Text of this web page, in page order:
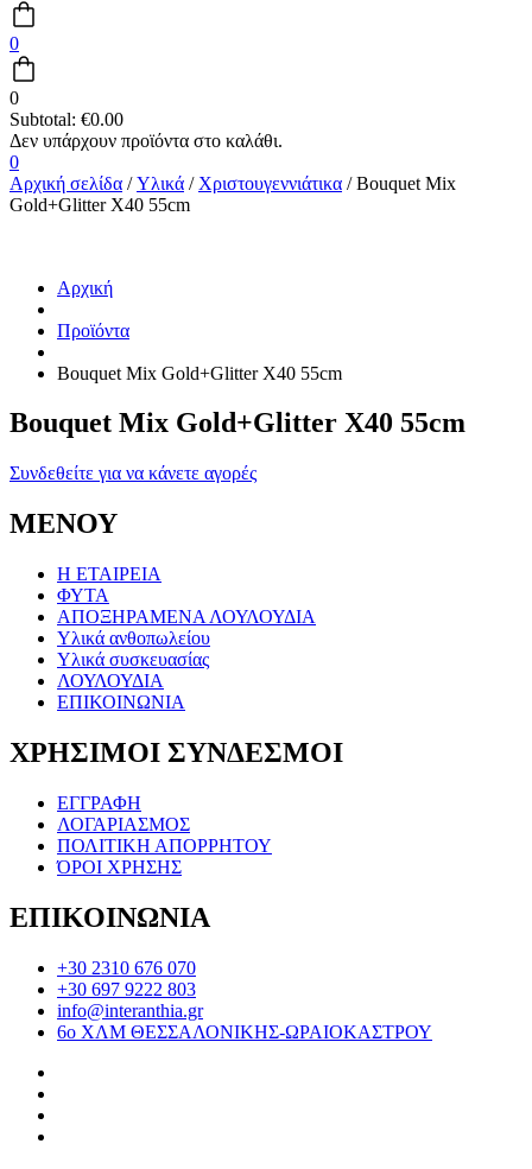
0
0
Subtotal: €0.00
0
Αρχική σελίδα /Υλικά / Χριστουγεννιάτικα / Bouquet Mix
Gold+Glitter X40 55cm
Αρχική
Προϊόντα
Bouquet Mix Gold+Glitter X40 55cm
Bouquet Mix Gold+Glitter X40 55cm
Συνδεθείτε για να κάνετε αγορές
ΜΕΝΟΥ
Η ΕΤΑΙΡΕΙΑ
ΦΥΤΑ
ΑΠΟΞΗΡΑΜΕΝΑ ΛΟΥΛΟΥΔΙΑ
Υλικά ανθοπωλείου
Υλικά συσκευασίας
ΛΟΥΛΟΥΔΙΑ
ΕΠΙΚΟΙΝΩΝΙΑ
ΧΡΗΣΙΜΟΙ ΣΥΝΔΕΣΜΟΙ
ΕΓΓΡΑΦΗ
ΛΟΓΑΡΙΑΣΜΟΣ
ΠΟΛΙΤΙΚΗ ΑΠΟΡΡΗΤΟΥ
ΌΡΟΙ ΧΡΗΣΗΣ
ΕΠΙΚΟΙΝΩΝΙΑ
+30 2310 676 070
+30 697 9222 803
info@interanthia.gr
6ο ΧΛΜ ΘΕΣΣΑΛΟΝΙΚΗΣ-ΩΡΑΙΟΚΑΣΤΡΟΥ